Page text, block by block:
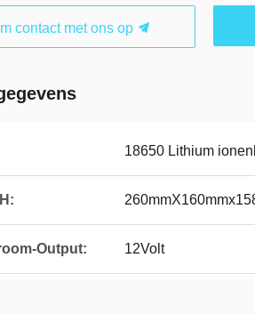
contact met ons op
18650 Lithium
Output: 12Volt